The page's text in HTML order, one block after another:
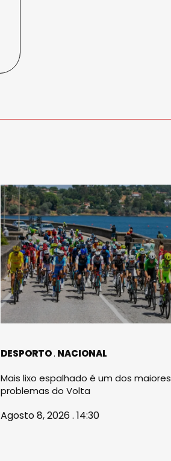
DESPORTO NACIONAL
Mais lixo espalhado é um dos maiores
problemas do Volta
Agosto 8, 2026 . 14:30